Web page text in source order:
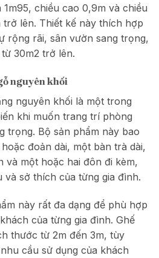
chiều cao 0,9m và chiều
lên. Thiết kế này thích hợp
rộng rãi, sân vườn sang trọng,
30m2 trở lên.
nguyên khối
nguyên khối là một trong
khi muốn trang trí phòng
trọng. Bộ sản phẩm này bao
đoản dài, một bàn trà dài,
và một hoặc hai đôn đi kèm,
sở thích của từng gia đình.
này rất đa dạng để phù hợp
của từng gia đình. Ghế
thước từ 2m đến 3m, tùy
cầu sử dụng của khách